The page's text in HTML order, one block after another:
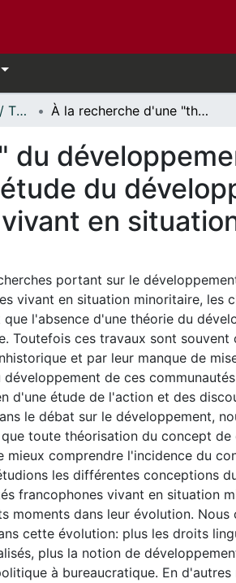
Thèses, 1910 - 2010 // Theses, 1910 - 2010 À la recherche d'une "théorie" du développement global: Une approche contextuelle pour l'étude du développement des communautés francophones vivant en situation minoritaire
du
du
en
portant sur le
vivant en situation minoritaire, les
que l'absence d'une théorie du
Toutefois ces travaux sont souvent
et par leur manque de
de ces
d'une étude de l'action et des
le débat sur le développement,
toute théorisation du concept
mieux comprendre l'incidence du
les différentes conceptions
francophones vivant en situation
moments dans leur évolution. Nous
cette évolution: plus les droits
plus la notion de
à bureaucratique. En d'autres